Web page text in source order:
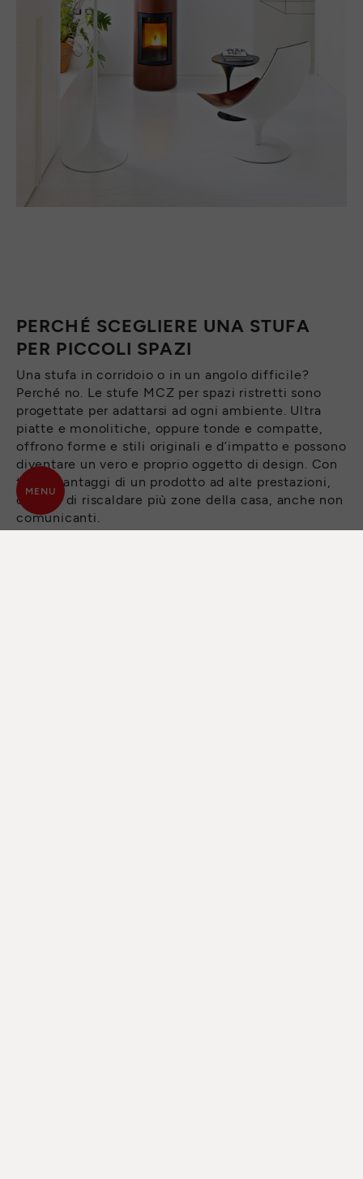
PERCHÉ SCEGLIERE UNA STUFA
PER PICCOLI SPAZI
Una stufa in corridoio o in un angolo difficile?
Perché no. Le stufe MCZ per spazi ristretti sono
progettate per adattarsi ad ogni ambiente. Ultra
piatte e monolitiche, oppure tonde e compatte,
offrono forme e stili originali e d’impatto e possono
diventare un vero e proprio oggetto di design. Con
tutti i vantaggi di un prodotto ad alte prestazioni,
capace di riscaldare più zone della casa, anche non
comunicanti.
MENU